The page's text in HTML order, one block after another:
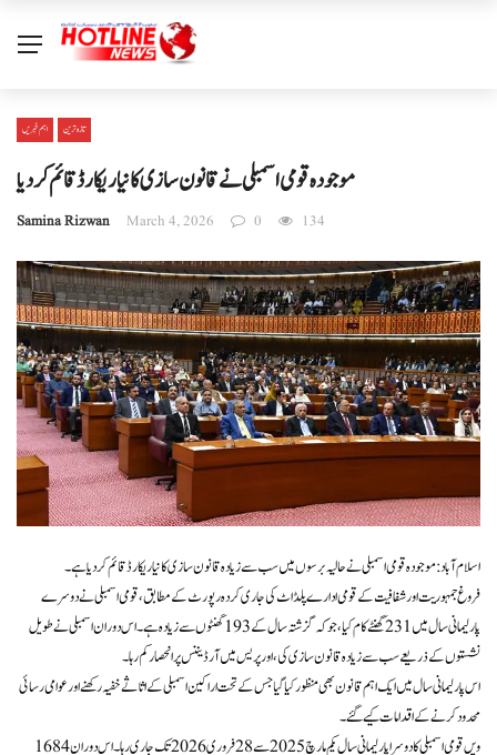
اہم خبریں تازہ ترین
موجودہ قومی اسمبلی نے قانون سازی کا نیا ریکارڈ قائم کر دیا
Samina Rizwan March 4, 2026 0 134
اسلام آباد: موجودہ قومی اسمبلی نے حالیہ برسوں میں سب سے زیادہ قانون سازی کا نیا ریکارڈ قائم کر دیا ہے۔
فروغ جمہوریت اور شفافیت کے قومی ادارے پلڈاٹ کی جاری کردہ رپورٹ کے مطابق، قومی اسمبلی نے دوسرے
پارلیمانی سال میں 231 گھنٹے کام کیا، جو کہ گزشتہ سال کے 193 گھنٹوں سے زیادہ ہے۔ اس دوران اسمبلی نے طویل
نشستوں کے ذریعے سب سے زیادہ قانون سازی کی، اور پریس میں آرڈیننس پر انحصار کم رہا۔
اس پارلیمانی سال میں ایک اہم قانون بھی منظور کیا گیا جس کے تحت اراکین اسمبلی کے اثاثے خفیہ رکھنے اور عوامی رسائی
محدود کرنے کے اقدامات کیے گئے۔
16 ویں قومی اسمبلی کا دوسرا پارلیمانی سال یکم مارچ 2025 سے 28 فروری 2026 تک جاری رہا۔ اس دوران 84